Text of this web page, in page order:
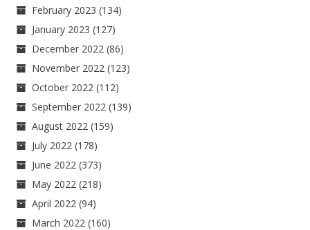
February 2023 (134)
January 2023 (127)
December 2022 (86)
November 2022 (123)
October 2022 (112)
September 2022 (139)
August 2022 (159)
July 2022 (178)
June 2022 (373)
May 2022 (218)
April 2022 (94)
March 2022 (160)